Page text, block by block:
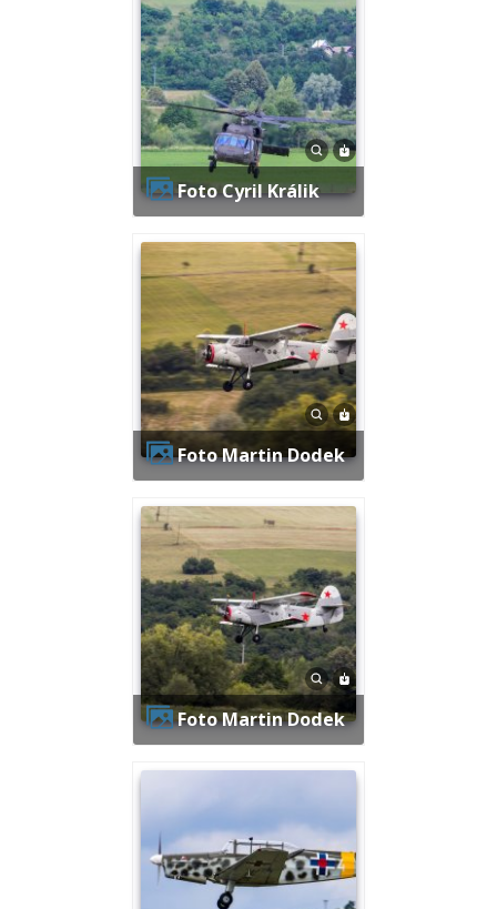
Foto Cyril Králik
Foto Martin Dodek
Foto Martin Dodek